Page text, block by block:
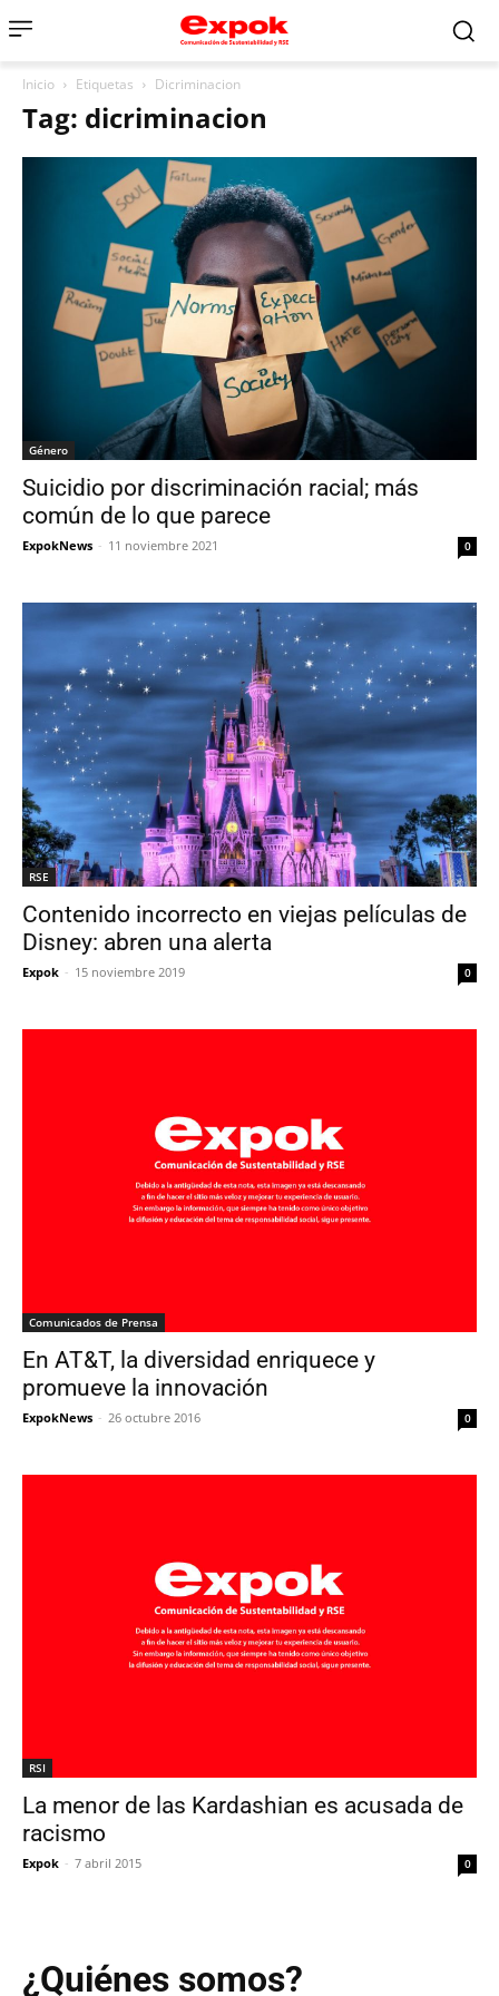
Inicio Etiquetas Dicriminacion
Tag: dicriminacion
Género
Suicidio por discriminación racial; más
común de lo que parece
ExpokNews - 11 noviembre 2021 0
RSE
Contenido incorrecto en viejas películas de
Disney: abren una alerta
Expok - 15 noviembre 2019 0
Comunicados de Prensa
En AT&T, la diversidad enriquece y
promueve la innovación
ExpokNews - 26 octubre 2016 0
RSI
La menor de las Kardashian es acusada de
racismo
Expok - 7 abril 2015 0
¿Quiénes somos?